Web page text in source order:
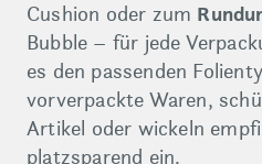
Cushion oder zum
Bubble – für jede
es den passenden
vorverpackte Waren,
Artikel oder wickeln
platzsparend ein.